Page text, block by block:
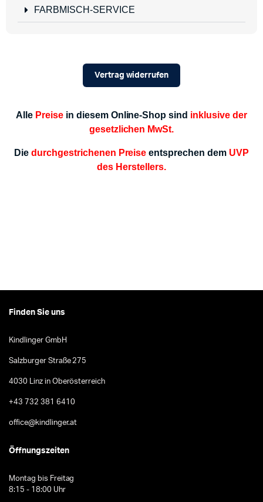
FARBMISCH-SERVICE
Vertrag widerrufen
Alle Preisein diesem Online-Shop sind inklusive der
gesetzlichen MwSt.
Diedurchgestrichenen Preise entsprechen dem UVP
des Herstellers.
Finden Sie uns
Kindlinger GmbH
Salzburger Straße 275
4030 Linz in Oberösterreich
+43 732 381 6410
office@kindlinger.at
Öffnungszeiten
Montag bis Freitag
8:15 - 18:00 Uhr